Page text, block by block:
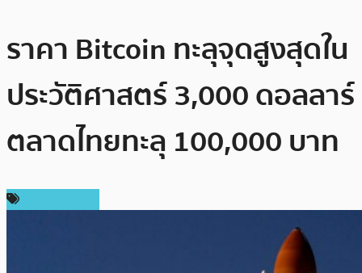
ราคา Bitcoin ทะลุจุดสูงสุดใน
ประวัติศาสตร์ 3,000 ดอลลาร์
ตลาดไทยทะลุ 100,000 บาท